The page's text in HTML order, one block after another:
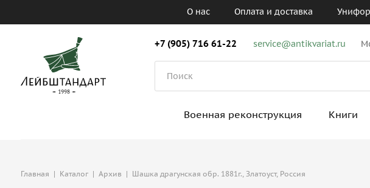
О нас Оплата и доставка
+7 (905) 716 61-22 service@antikvariat.ru
Военная реконструкция Книги
Главная | Каталог | Архив | Шашка драгунская обр. 1881г., Златоуст, Россия